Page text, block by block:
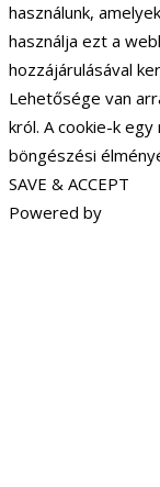
használunk,
használja ezt a
hozzájárulásával
Lehetősége van
król. A cookie-k
böngészési
SAVE & ACCEPT
Powered by